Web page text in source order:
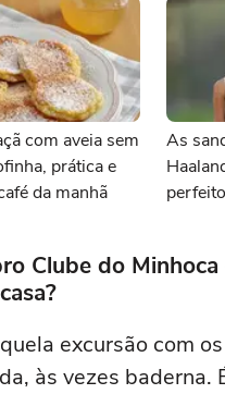
com aveia sem
prática e
da manhã
As
Clube do Minhoca
excursão com
às vezes baderna.